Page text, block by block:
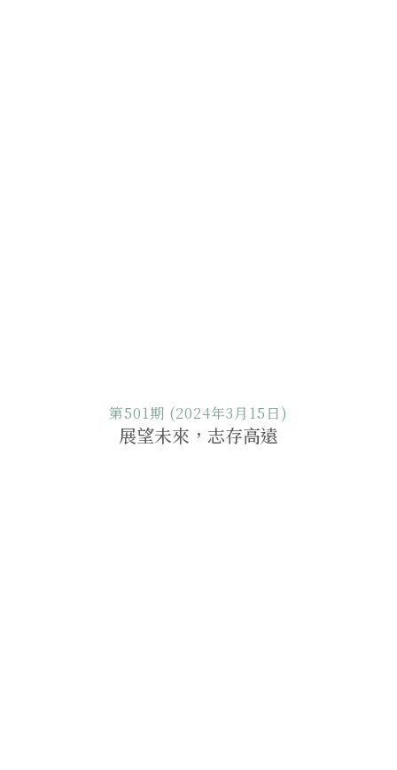
第501期 (2024年3月15日)
展望未來，志存高遠